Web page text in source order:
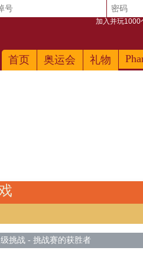
首页 奥运会 礼物
加入并玩1000
挑战- 挑战赛的获胜者